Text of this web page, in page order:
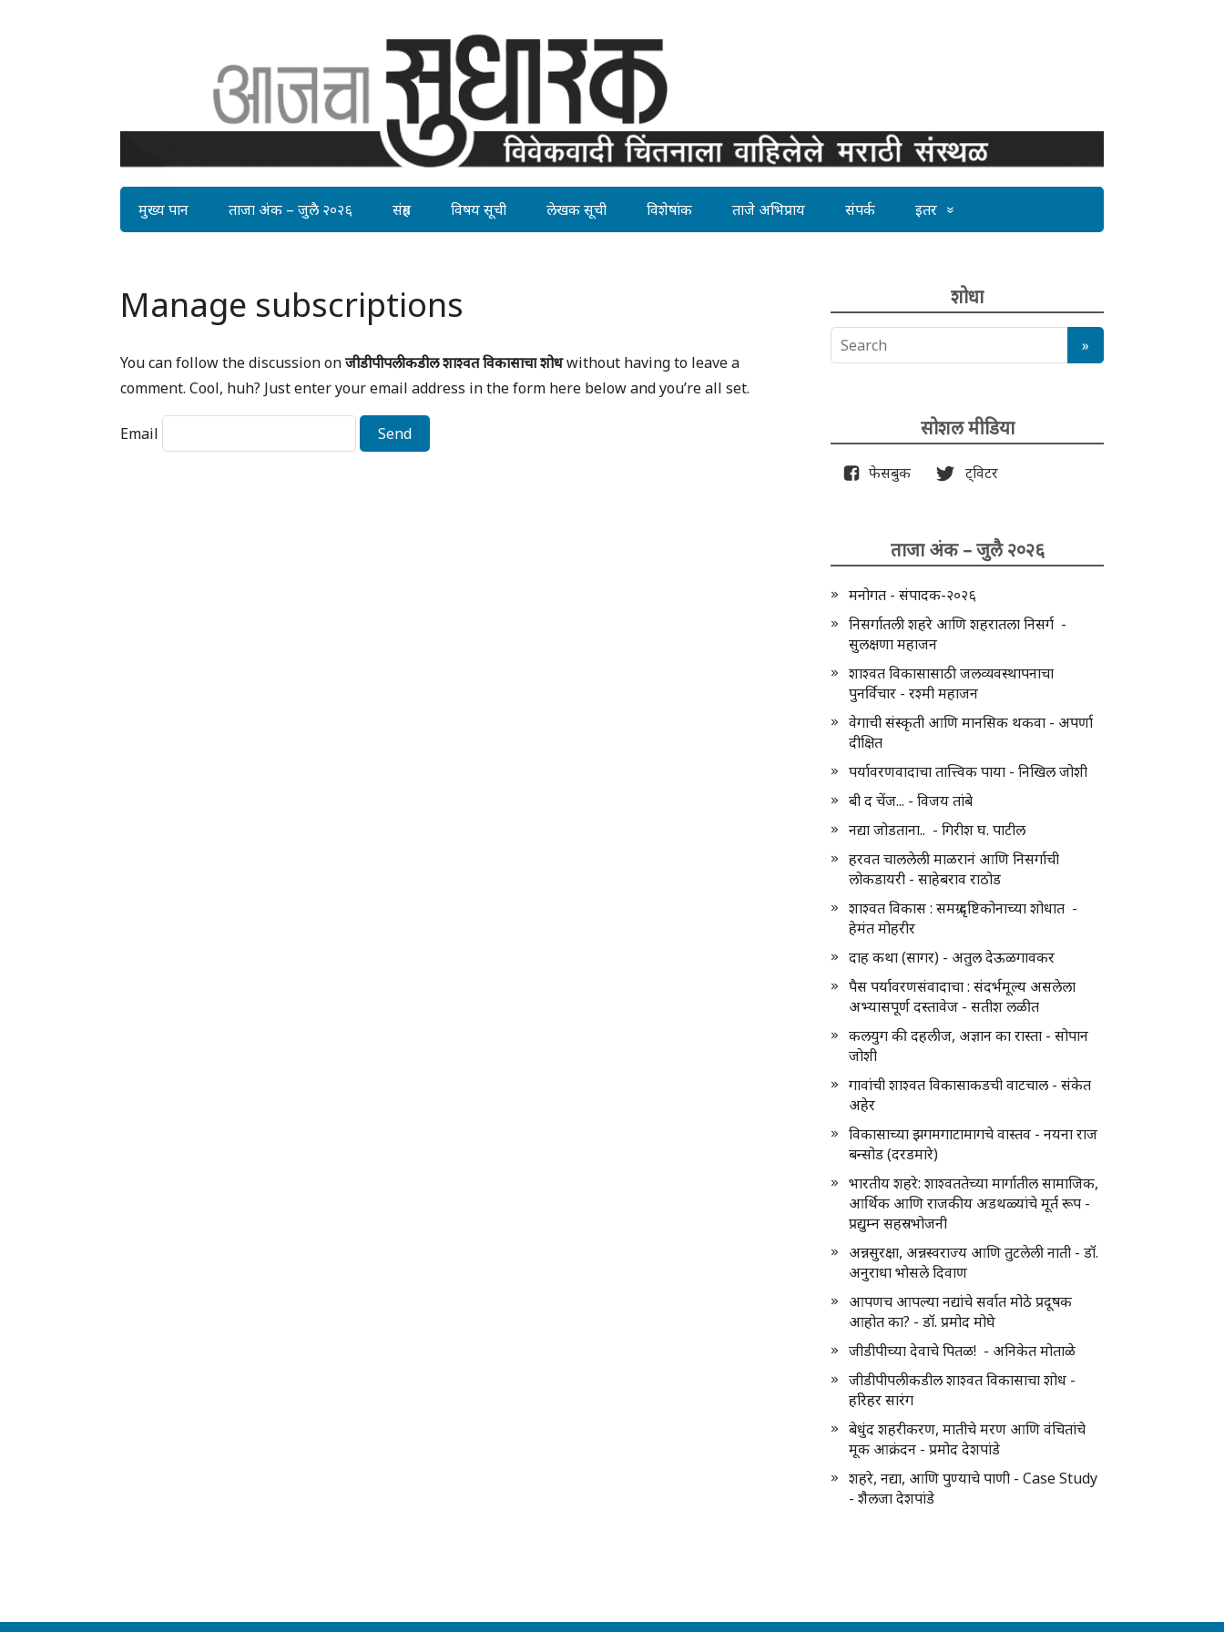
मुख्य पान ताजा अंक – जुलै २०२६ संग्रह विषय सूची लेखक सूची विशेषांक ताजे अभिप्राय संपर्क इतर
Manage subscriptions
You can follow the discussion onजीडीपीपलीकडील शाश्वत विकासाचा शोधwithout having to leave a
comment. Cool, huh? Just enter your email address in the form here below and you’re all set.
Email
शोधा
सोशल मीडिया
फेसबुक ट्विटर
ताजा अंक – जुलै २०२६
मनोगत - संपादक-२०२६
निसर्गातली शहरे आणि शहरातला निसर्ग -
सुलक्षणा महाजन
शाश्वत विकासासाठी जलव्यवस्थापनाचा
पुनर्विचार - रश्मी महाजन
वेगाची संस्कृती आणि मानसिक थकवा - अपर्णा
दीक्षित
पर्यावरणवादाचा तात्त्विक पाया - निखिल जोशी
बी द चेंज... - विजय तांबे
नद्या जोडताना.. - गिरीश घ. पाटील
हरवत चाललेली माळरानं आणि निसर्गाची
लोकडायरी - साहेबराव राठोड
शाश्वत विकास : समग्र दृष्टिकोनाच्या शोधात -
हेमंत मोहरीर
दाह कथा (सागर) - अतुल देऊळगावकर
पैस पर्यावरणसंवादाचा : संदर्भमूल्य असलेला
अभ्यासपूर्ण दस्तावेज - सतीश लळीत
कलयुग की दहलीज, अज्ञान का रास्ता - सोपान
जोशी
गावांची शाश्वत विकासाकडची वाटचाल - संकेत
अहेर
विकासाच्या झगमगाटामागचे वास्तव - नयना राज
बन्सोड (दरडमारे)
भारतीय शहरे: शाश्वततेच्या मार्गातील सामाजिक,
आर्थिक आणि राजकीय अडथळ्यांचे मूर्त रूप -
प्रद्युम्न सहस्रभोजनी
अन्नसुरक्षा, अन्नस्वराज्य आणि तुटलेली नाती - डॉ.
अनुराधा भोसले दिवाण
आपणच आपल्या नद्यांचे सर्वात मोठे प्रदूषक
आहोत का? - डॉ. प्रमोद मोघे
जीडीपीच्या देवाचे पितळ! - अनिकेत मोताळे
जीडीपीपलीकडील शाश्वत विकासाचा शोध -
हरिहर सारंग
बेधुंद शहरीकरण, मातीचे मरण आणि वंचितांचे
मूक आक्रंदन - प्रमोद देशपांडे
शहरे, नद्या, आणि पुण्याचे पाणी - Case Study
- शैलजा देशपांडे